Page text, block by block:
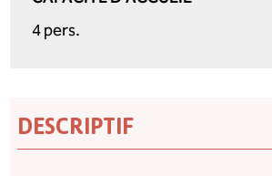
DESCRIPTIF
4 pers.